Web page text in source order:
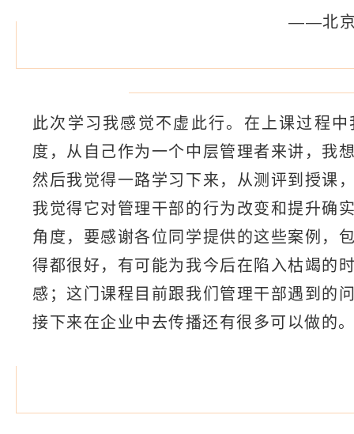
——北京
此次学习我感觉不虚此行。在上课过程
度，从自己作为一个中层管理者来讲，我
然后我觉得一路学习下来，从测评到授课
我觉得它对管理干部的行为改变和提升确
角度，要感谢各位同学提供的这些案例，
得都很好，有可能为我今后在陷入枯竭的
感；这门课程目前跟我们管理干部遇到的
接下来在企业中去传播还有很多可以做的